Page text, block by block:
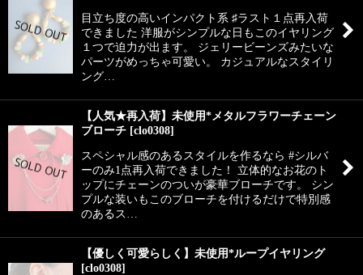
目立ち度の高いインパクト系 ♯ラスト１点再入荷
できました 洋服がシンプルな日もこのイヤリング
１つで迫力が出ます。 ジェリービーンズみたいな
パーツがめっちゃ可愛い。 カジュアルなスタイリ
ング…
【人気★再入荷】未使用*メタルフラワーチェーン
ブローチ [clo0308]
スペシャル感のあるスタイルを作るなら #シルバ
ーのみ1点再入荷できました！ 立体的なお花のト
ップにチェーンのついが豪華ブローチです。 シン
プルな装いもこのブローチを付けるだけで特別感
のあるス…
【優しく可愛らしく】未使用*ループイヤリング
[clo0308]